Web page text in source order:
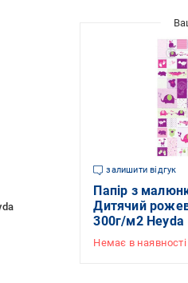
залишити відгук
Папір з
Дитячий
300г/м2 Heyda
Немає в наявності